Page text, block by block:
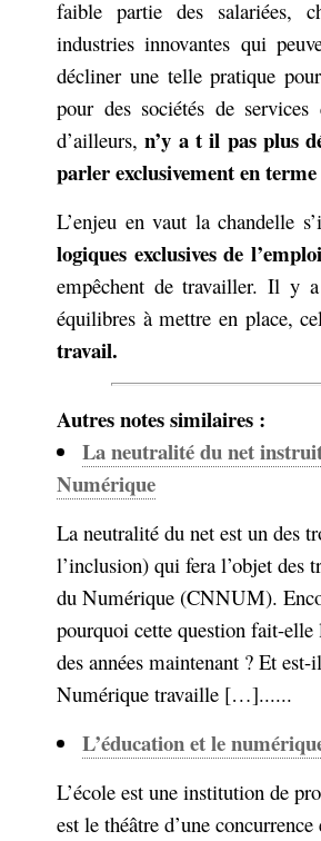
faible partie des salariées,
industries innovantes qui
décliner une telle pratique
pour des sociétés de
d’ailleurs,n’y a t il pas plus
parler exclusivement en
L’enjeu en vaut la chandelle
logiques exclusives de
empêchent de travailler. Il y
équilibres à mettre en place,
travail.
Autres notes similaires :
La neutralité du net
Numérique
La neutralité du net est un des
l’inclusion) qui fera l’objet des
du Numérique (CNNUM).
pourquoi cette question fait-elle
des années maintenant ? Et
Numérique travaille […]......
L’éducation et le
L’école est une institution de
est le théâtre d’une